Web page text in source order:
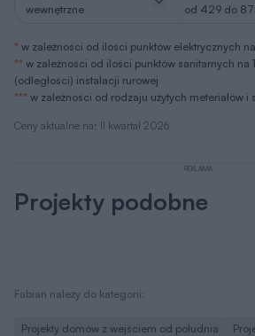
Ceny aktualne na: II kwartał 2026
wewnętrzne
od 429 do
* w zależności od ilości punktów elektrycznych
** w zależności od ilości punktów sanitarnych na
(odległości) instalacji rurowej
*** w zależności od rodzaju użytych meteriałów
REKLAMA
Projekty podobne
Fabian należy do kategorii:
Projekty domów z wejściem od południa